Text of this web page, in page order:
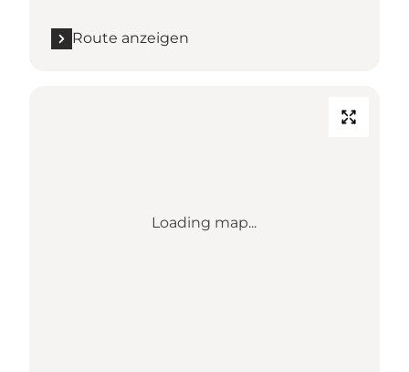
Route anzeigen
Loading map...